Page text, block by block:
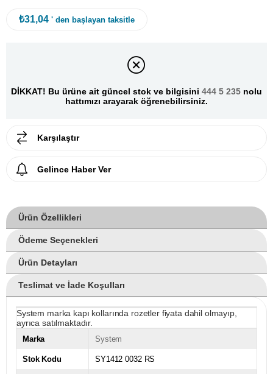
₺31,04 ' den başlayan taksitle
DİKKAT! Bu ürüne ait güncel stok ve bilgisini 444 5 235 nolu
hattımızı arayarak öğrenebilirsiniz.
Karşılaştır
Gelince Haber Ver
Ürün Özellikleri
Ödeme Seçenekleri
Ürün Detayları
Teslimat ve İade Koşulları
System marka kapı kollarında rozetler fiyata dahil olmayıp,
ayrıca satılmaktadır.
Marka System
Stok Kodu SY1412 0032 RS